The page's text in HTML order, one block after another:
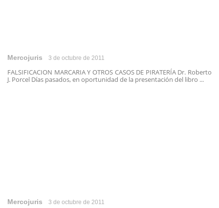
Mercojuris 3 de octubre de 2011
FALSIFICACION MARCARIA Y OTROS CASOS DE PIRATERÍA Dr. Roberto
J. Porcel Días pasados, en oportunidad de la presentación del libro ...
Mercojuris 3 de octubre de 2011